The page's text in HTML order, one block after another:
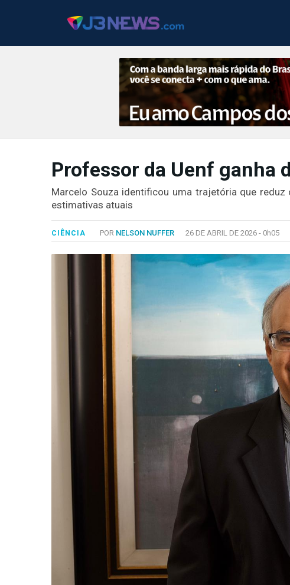
Professor da Uenf ganha
Marcelo Souza identificou uma trajetória que
estimativas atuais
CIÊNCIA POR NELSON NUFFER 26 DE ABRIL DE 2026 - 0h05